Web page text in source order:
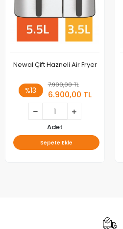
Newal Çift Hazneli Air Fryer
%13
7.900,00 TL
6.900,00 TL
Adet
Sepete Ekle